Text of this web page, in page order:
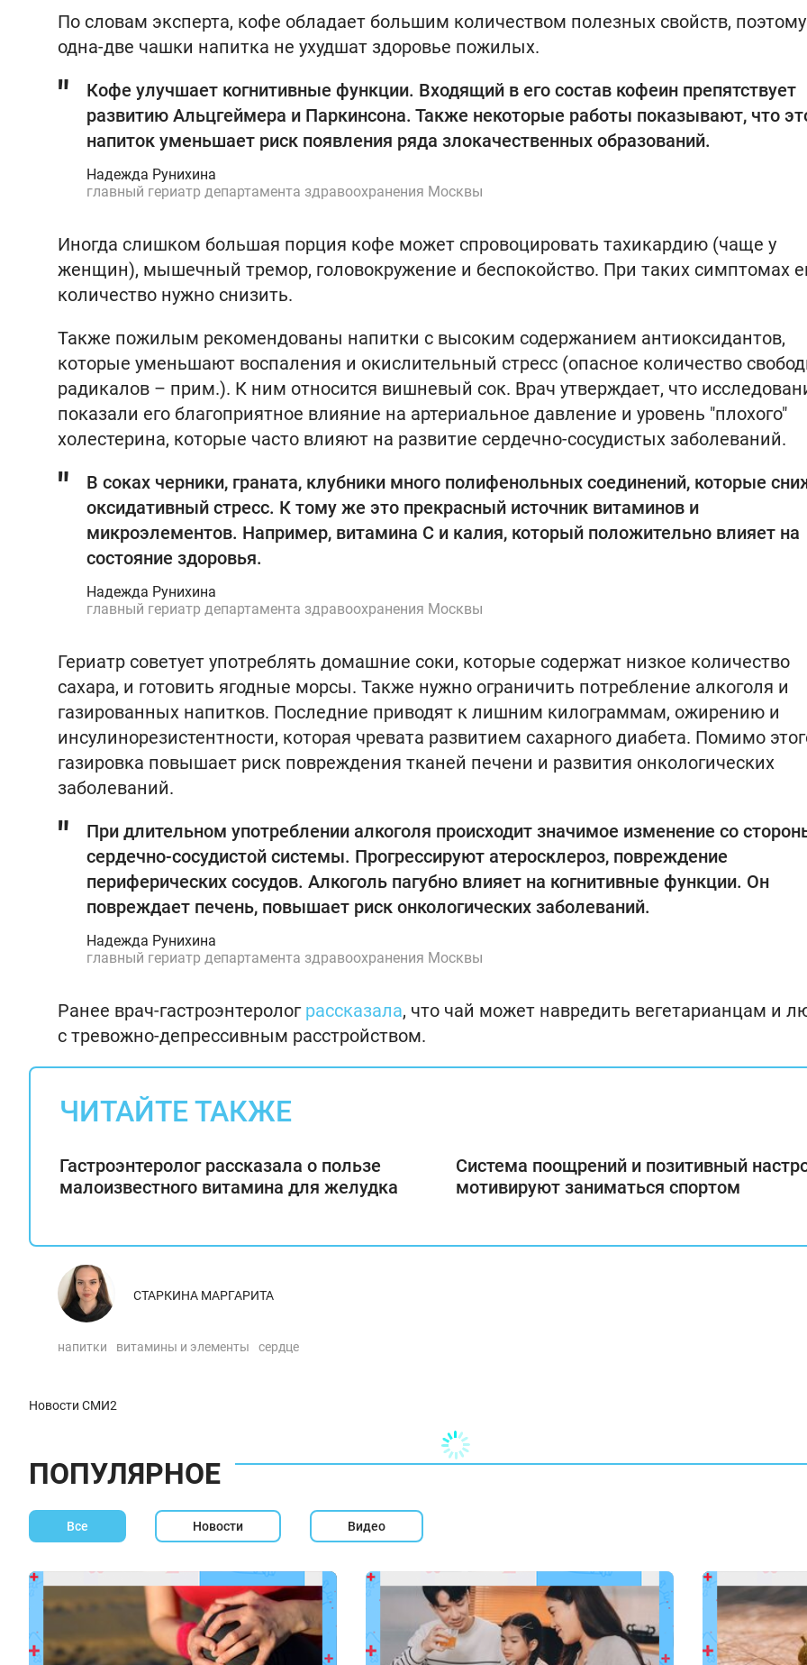
По словам эксперта, кофе обладает большим количеством полезных свойств, поэтому
одна-две чашки напитка не ухудшат здоровье пожилых.
Кофе улучшает когнитивные функции. Входящий в его состав кофеин препятствует
развитию Альцгеймера и Паркинсона. Также некоторые работы показывают, что
напиток уменьшает риск появления ряда злокачественных образований.
Надежда Рунихина
главный гериатр департамента здравоохранения Москвы
Иногда слишком большая порция кофе может спровоцировать тахикардию (чаще у
женщин), мышечный тремор, головокружение и беспокойство. При таких симптомах
количество нужно снизить.
Также пожилым рекомендованы напитки с высоким содержанием антиоксидантов,
которые уменьшают воспаления и окислительный стресс (опасное количество
радикалов – прим.). К ним относится вишневый сок. Врач утверждает, что
показали его благоприятное влияние на артериальное давление и уровень "плохого"
холестерина, которые часто влияют на развитие сердечно-сосудистых заболеваний.
В соках черники, граната, клубники много полифенольных соединений, которые
оксидативный стресс. К тому же это прекрасный источник витаминов и
микроэлементов. Например, витамина C и калия, который положительно влияет на
состояние здоровья.
Надежда Рунихина
главный гериатр департамента здравоохранения Москвы
Гериатр советует употреблять домашние соки, которые содержат низкое количество
сахара, и готовить ягодные морсы. Также нужно ограничить потребление алкоголя и
газированных напитков. Последние приводят к лишним килограммам, ожирению и
инсулинорезистентности, которая чревата развитием сахарного диабета. Помимо
газировка повышает риск повреждения тканей печени и развития онкологических
заболеваний.
При длительном употреблении алкоголя происходит значимое изменение со
сердечно-сосудистой системы. Прогрессируют атеросклероз, повреждение
периферических сосудов. Алкоголь пагубно влияет на когнитивные функции. Он
повреждает печень, повышает риск онкологических заболеваний.
Надежда Рунихина
главный гериатр департамента здравоохранения Москвы
Ранее врач-гастроэнтеролог рассказала, что чай может навредить вегетарианцам и
с тревожно-депрессивным расстройством.
ЧИТАЙТЕ ТАКЖЕ
Гастроэнтеролог рассказала о пользе
малоизвестного витамина для желудка
Система поощрений и позитивный
мотивируют заниматься спортом
СТАРКИНА МАРГАРИТА
напитки витамины и элементы сердце
Новости СМИ2
ПОПУЛЯРНОЕ
Все Новости Видео